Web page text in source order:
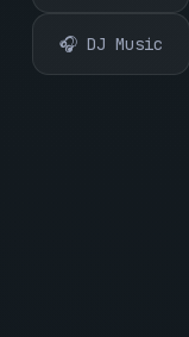
🎧 DJ Music